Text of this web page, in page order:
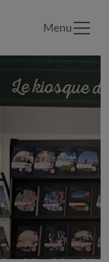
Menu